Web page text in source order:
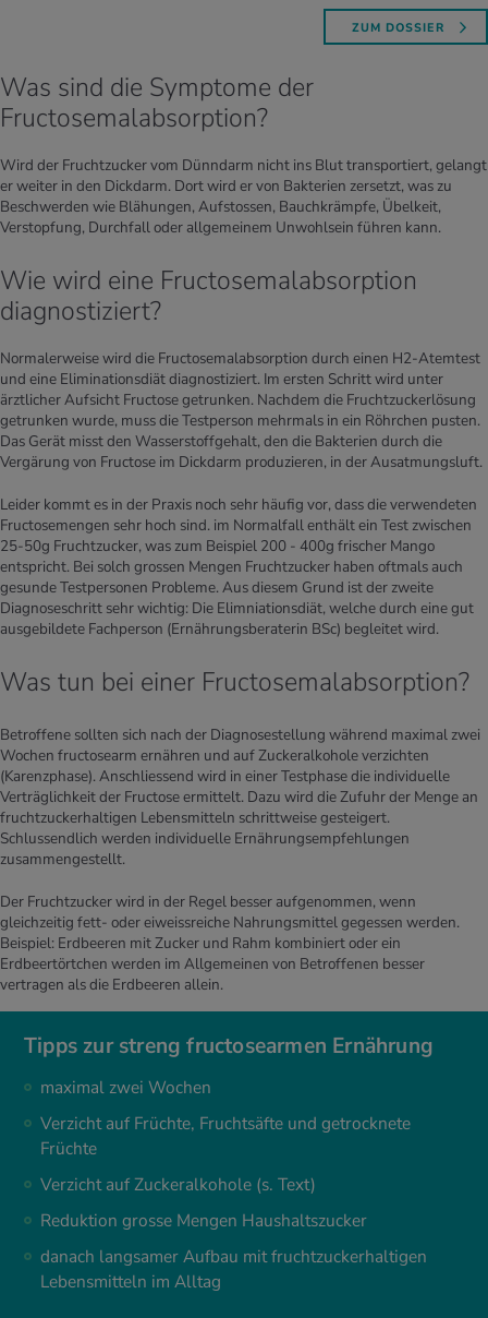
ZUM DOSSIER
Was sind die Symptome der
Fructosemalabsorption?
Wird der Fruchtzucker vom Dünndarm nicht ins Blut transportiert, gelangt
er weiter in den Dickdarm. Dort wird er von Bakterien zersetzt, was zu
Beschwerden wie Blähungen, Aufstossen, Bauchkrämpfe, Übelkeit,
Verstopfung, Durchfall oder allgemeinem Unwohlsein führen kann.
Wie wird eine Fructosemalabsorption
diagnostiziert?
Normalerweise wird die Fructosemalabsorption durch einen H2-Atemtest
und eine Eliminationsdiät diagnostiziert. Im ersten Schritt wird unter
ärztlicher Aufsicht Fructose getrunken. Nachdem die Fruchtzuckerlösung
getrunken wurde, muss die Testperson mehrmals in ein Röhrchen pusten.
Das Gerät misst den Wasserstoffgehalt, den die Bakterien durch die
Vergärung von Fructose im Dickdarm produzieren, in der Ausatmungsluft.
Leider kommt es in der Praxis noch sehr häufig vor, dass die verwendeten
Fructosemengen sehr hoch sind. im Normalfall enthält ein Test zwischen
25-50g Fruchtzucker, was zum Beispiel 200 - 400g frischer Mango
entspricht. Bei solch grossen Mengen Fruchtzucker haben oftmals auch
gesunde Testpersonen Probleme. Aus diesem Grund ist der zweite
Diagnoseschritt sehr wichtig: Die Elimniationsdiät, welche durch eine gut
ausgebildete Fachperson (Ernährungsberaterin BSc) begleitet wird.
Was tun bei einer Fructosemalabsorption?
Tipps zur streng fructosearmen Ernährung
maximal zwei Wochen
Verzicht auf Früchte, Fruchtsäfte und getrocknete
Früchte
Verzicht auf Zuckeralkohole (s. Text)
Reduktion grosse Mengen Haushaltszucker
danach langsamer Aufbau mit fruchtzuckerhaltigen
Lebensmitteln im Alltag
Betroffene sollten sich nach der Diagnosestellung während maximal zwei
Wochen fructosearm ernähren und auf Zuckeralkohole verzichten
(Karenzphase). Anschliessend wird in einer Testphase die individuelle
Verträglichkeit der Fructose ermittelt. Dazu wird die Zufuhr der Menge an
fruchtzuckerhaltigen Lebensmitteln schrittweise gesteigert.
Schlussendlich werden individuelle Ernährungsempfehlungen
zusammengestellt.
Der Fruchtzucker wird in der Regel besser aufgenommen, wenn
gleichzeitig fett- oder eiweissreiche Nahrungsmittel gegessen werden.
Beispiel: Erdbeeren mit Zucker und Rahm kombiniert oder ein
Erdbeertörtchen werden im Allgemeinen von Betroffenen besser
vertragen als die Erdbeeren allein.